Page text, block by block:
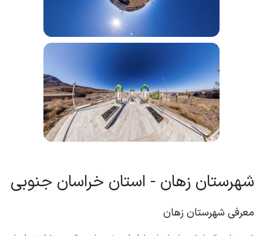
شهرستان زهان - استان خراسان جنوبی
معرفی شهرستان زهان